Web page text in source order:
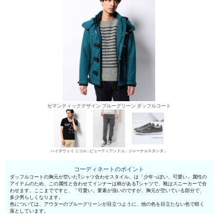
セマンティックデザイン ブルーグリーン ダッフルコート
ハイダウェイ ニコル UネックTシャツ ビューティアンドユース ユナイテッドアローズ デニムパンツ・ジーンズ ジャーナルスタンダード ローカットスニーカー
コーディネートのポイント
ダッフルコートの胸元が空いたTシャツ合わせスタイル。は「少年っぽい、可愛い」属性の
アイテムのため、この属性と合わせてインナーは柄があるTシャツで、靴はスニーカーで合
わせます。ここまでですと、「可愛い」要素が強いのですが、胸元が空いている部分で、
多少男らしくなります。
色については、アウターのブルーグリーンが目立つように、他の色を目立たない色で暗く
落としています。